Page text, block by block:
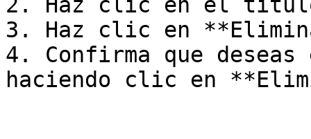
3. Haz clic en
4. Confirma que